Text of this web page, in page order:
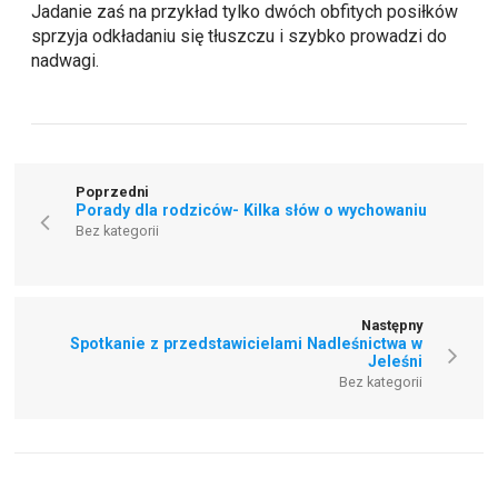
Jadanie zaś na przykład tylko dwóch obfitych posiłków
sprzyja odkładaniu się tłuszczu i szybko prowadzi do
nadwagi.
Poprzedni
Porady dla rodziców- Kilka słów o wychowaniu
Bez kategorii
Następny
Spotkanie z przedstawicielami Nadleśnictwa w
Jeleśni
Bez kategorii